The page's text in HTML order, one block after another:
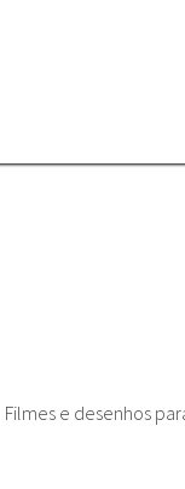
Filmes e desenhos